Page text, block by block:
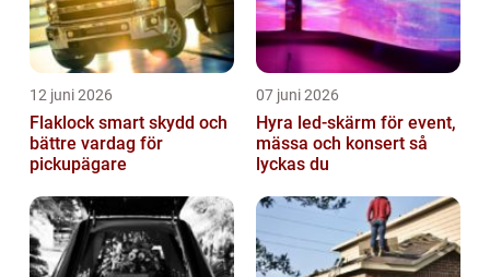
12 juni 2026
Flaklock smart skydd och
bättre vardag för
pickupägare
07 juni 2026
Hyra led-skärm för event,
mässa och konsert så
lyckas du